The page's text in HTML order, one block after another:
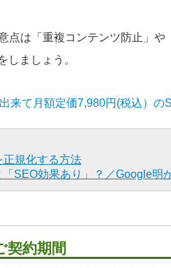
点は「重複コンテンツ防止」
しましょう。
来て月額定価7,980円(税込）の
規化する方法
SEO効果あり」？／Google明
契約期間